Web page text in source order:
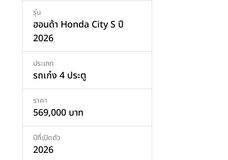
รุ่น
ฮอนด้า Honda City S ปี
2026
ประเภท
รถเก๋ง 4 ประตู
ราคา
569,000 บาท
ปีที่เปิดตัว
2026